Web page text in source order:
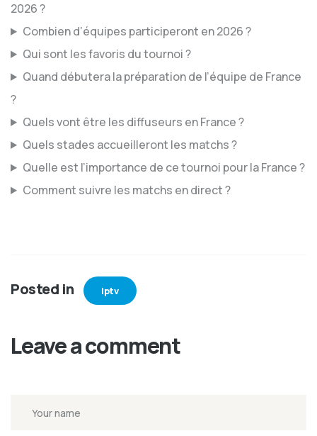
2026 ?
Combien d’équipes participeront en 2026 ?
Qui sont les favoris du tournoi ?
Quand débutera la préparation de l’équipe de France
?
Quels vont être les diffuseurs en France ?
Quels stades accueilleront les matchs ?
Quelle est l’importance de ce tournoi pour la France ?
Comment suivre les matchs en direct ?
Posted in iptv
Leave a comment